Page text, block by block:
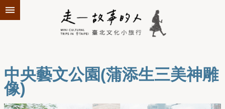
跳到主要內容區塊
中央藝文公園(蒲添生三美神雕
像)